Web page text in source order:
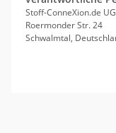
Stoff-ConneXion.de
Roermonder Str. 24
Schwalmtal,